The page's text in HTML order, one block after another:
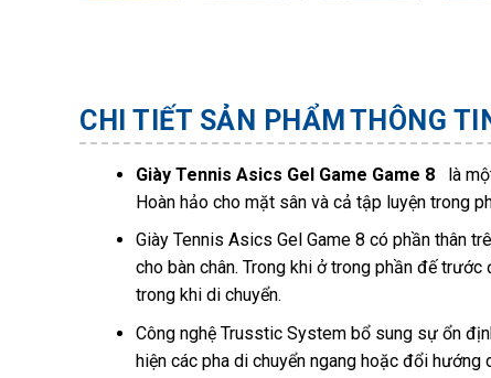
CHI TIẾT SẢN PHẨM THÔNG
Giày Tennis Asics Gel Game Game 8
là
Hoàn hảo cho mặt sân và cả tập luyện trong
Giày Tennis Asics Gel Game 8 có phần thân
cho bàn chân. Trong khi ở trong phần đế
trong khi di chuyển.
Công nghệ Trusstic System bổ sung sự ổn
hiện các pha di chuyển ngang hoặc đổi hướng